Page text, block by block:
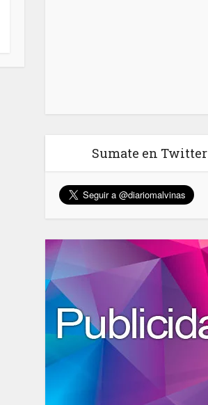
Sumate en Twitter